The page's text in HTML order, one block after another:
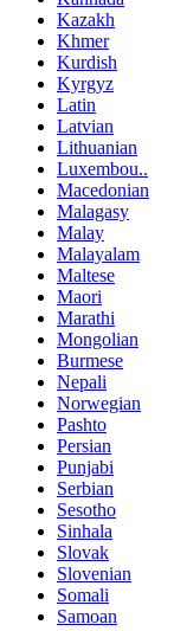
Kazakh
Khmer
Kurdish
Kyrgyz
Latin
Latvian
Lithuanian
Luxembou..
Macedonian
Malagasy
Malay
Malayalam
Maltese
Maori
Marathi
Mongolian
Burmese
Nepali
Norwegian
Pashto
Persian
Punjabi
Serbian
Sesotho
Sinhala
Slovak
Slovenian
Somali
Samoan